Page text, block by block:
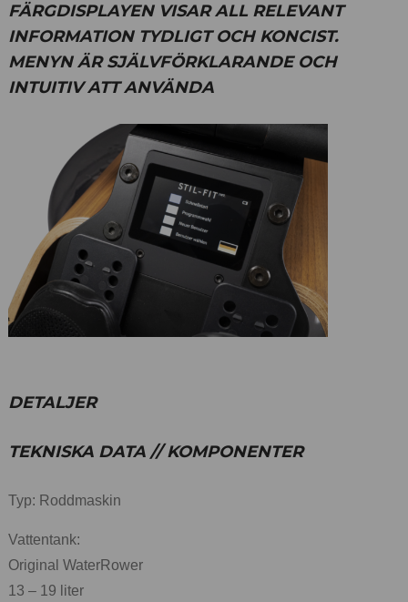
FÄRGDISPLAYEN VISAR ALL RELEVANT
INFORMATION TYDLIGT OCH KONCIST.
MENYN ÄR SJÄLVFÖRKLARANDE OCH
INTUITIV ATT ANVÄNDA
DETALJER
TEKNISKA DATA // KOMPONENTER
Typ: Roddmaskin
Vattentank:
Original WaterRower
13 – 19 liter